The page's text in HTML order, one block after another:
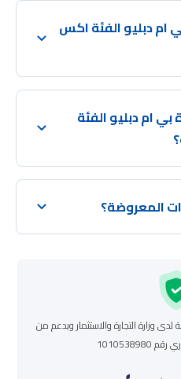
ام دبليو الفئة اكس
ام دبليو الفئة
المعروضة؟
وزارة التجارة والاستثمار وبدعم من